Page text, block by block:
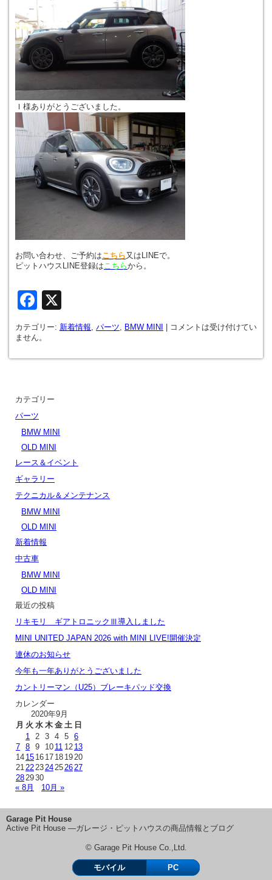
Ｉ様ありがとうございました。
お問い合わせ、ご予約はこちら又はLINEで。
ピットハウスLINE登録は こちらから。
Facebook
カテゴリー: 新着情報 パーツ BMW MINI | コメントは受け付けてい
ません。
カテゴリー
パーツ
BMW MINI
OLD MINI
レース＆イベント
ギャラリー
テクニカル＆メンテナンス
BMW MINI
OLD MINI
新着情報
中古車
BMW MINI
OLD MINI
最近の投稿
リキモリ ギアトロニックⅢ導入しました
MINI UNITED JAPAN 2026 with MINI LIVE!開催決定
連休のお知らせ
今年も一年ありがとうございました
カントリーマン（U25）ブレーキパッド交換
カレンダー
2020年9月
月 火 水 木 金 土 日
1
2 3 4 5 6
7 8 9 10 11 12 13
14 15 16 17 18 19 20
21 22 23 24 25 26 27
28 2930
« 8月
10月 »
Garage Pit House
Active Pit House ―ガレージ・ピットハウスの商品情報とブログ
© Garage Pit House Co.,Ltd.
モバイル PC